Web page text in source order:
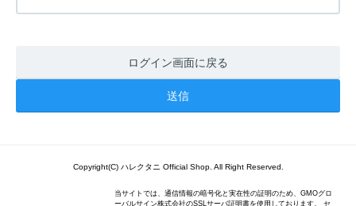
ログイン画面に戻る
Copyright(C) ハレクタニ Official Shop. All Right Reserved.
当サイトでは、通信情報の暗号化と実在性の証明のため、GMOグロ
ーバルサイン株式会社のSSLサーバ証明書を使用しております。 セ